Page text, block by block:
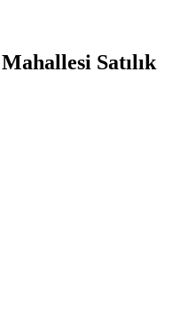
Satılık